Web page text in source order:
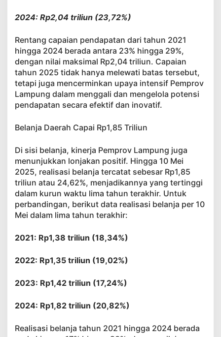
2024: Rp2,04 triliun (23,72%)
Rentang capaian pendapatan dari tahun 2021
hingga 2024 berada antara 23% hingga 29%,
dengan nilai maksimal Rp2,04 triliun. Capaian
tahun 2025 tidak hanya melewati batas tersebut,
tetapi juga mencerminkan upaya intensif Pemprov
Lampung dalam menggali dan mengelola potensi
pendapatan secara efektif dan inovatif.
Belanja Daerah Capai Rp1,85 Triliun
Di sisi belanja, kinerja Pemprov Lampung juga
menunjukkan lonjakan positif. Hingga 10 Mei
2025, realisasi belanja tercatat sebesar Rp1,85
triliun atau 24,62%, menjadikannya yang tertinggi
dalam kurun waktu lima tahun terakhir. Untuk
perbandingan, berikut data realisasi belanja per 10
Mei dalam lima tahun terakhir:
2021: Rp1,38 triliun (18,34%)
2022: Rp1,35 triliun (19,02%)
2023: Rp1,42 triliun (17,24%)
2024: Rp1,82 triliun (20,82%)
Realisasi belanja tahun 2021 hingga 2024 berada